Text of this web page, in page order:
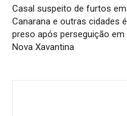
Casal suspeito de furtos em
Canarana e outras cidades é
preso após perseguição em
Nova Xavantina